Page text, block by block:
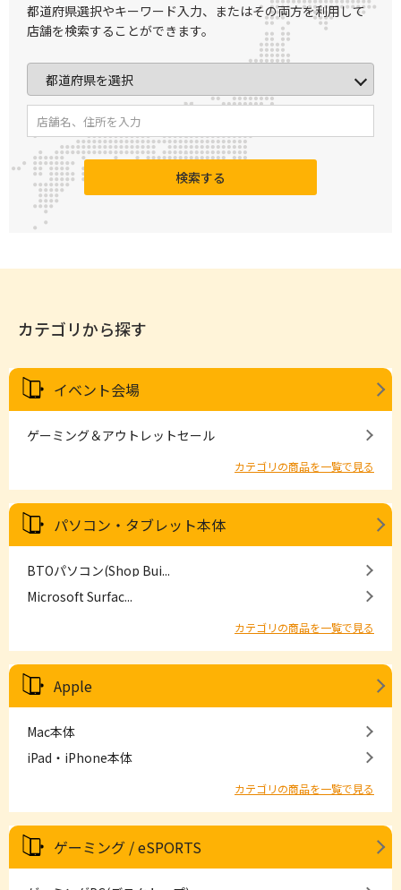
都道府県選択やキーワード入力、またはその両方を利用して
店舗を検索することができます。
検索する
カテゴリから探す
イベント会場
ゲーミング＆アウトレットセール
カテゴリの商品を一覧で見る
パソコン・タブレット本体
BTOパソコン(Shop Bui...
Microsoft Surfac...
カテゴリの商品を一覧で見る
Apple
Mac本体
iPad・iPhone本体
カテゴリの商品を一覧で見る
ゲーミング / eSPORTS